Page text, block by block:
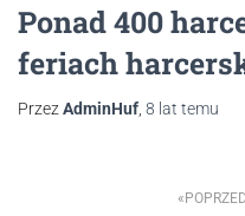
Ponad 400
feriach
Przez AdminHuf 8 lat temu